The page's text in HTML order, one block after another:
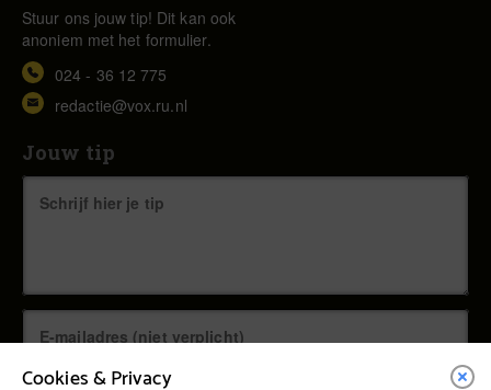
Stuur ons jouw tip! Dit kan ook
anoniem met het formulier.
024 - 36 12 775
redactie@vox.ru.nl
Jouw tip
Cookies & Privacy